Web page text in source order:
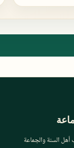
السنة والجماعة